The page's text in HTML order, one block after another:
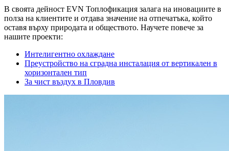
В своята дейност EVN Топлофикация залага на иновациите в
полза на клиентите и отдава значение на отпечатъка, който
оставя върху природата и обществото. Научете повече за
нашите проекти:
Интелигентно охлаждане
Преустройство на сградна инсталация от вертикален в
хоризонтален тип
За чист въздух в Пловдив